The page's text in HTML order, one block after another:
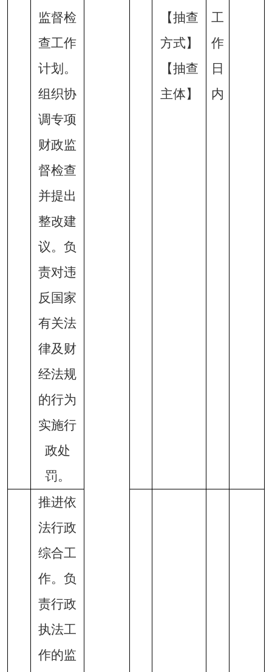
监督检
查工作
计划。
组织协
调专项
财政监
督检查
并提出
整改建
议。负
责对违
反国家
有关法
律及财
经法规
的行为
实施行
政处
罚。
【抽查
方式】
【抽查
主体】
工
作
日
内
推进依
法行政
综合工
作。负
责行政
执法工
作的监